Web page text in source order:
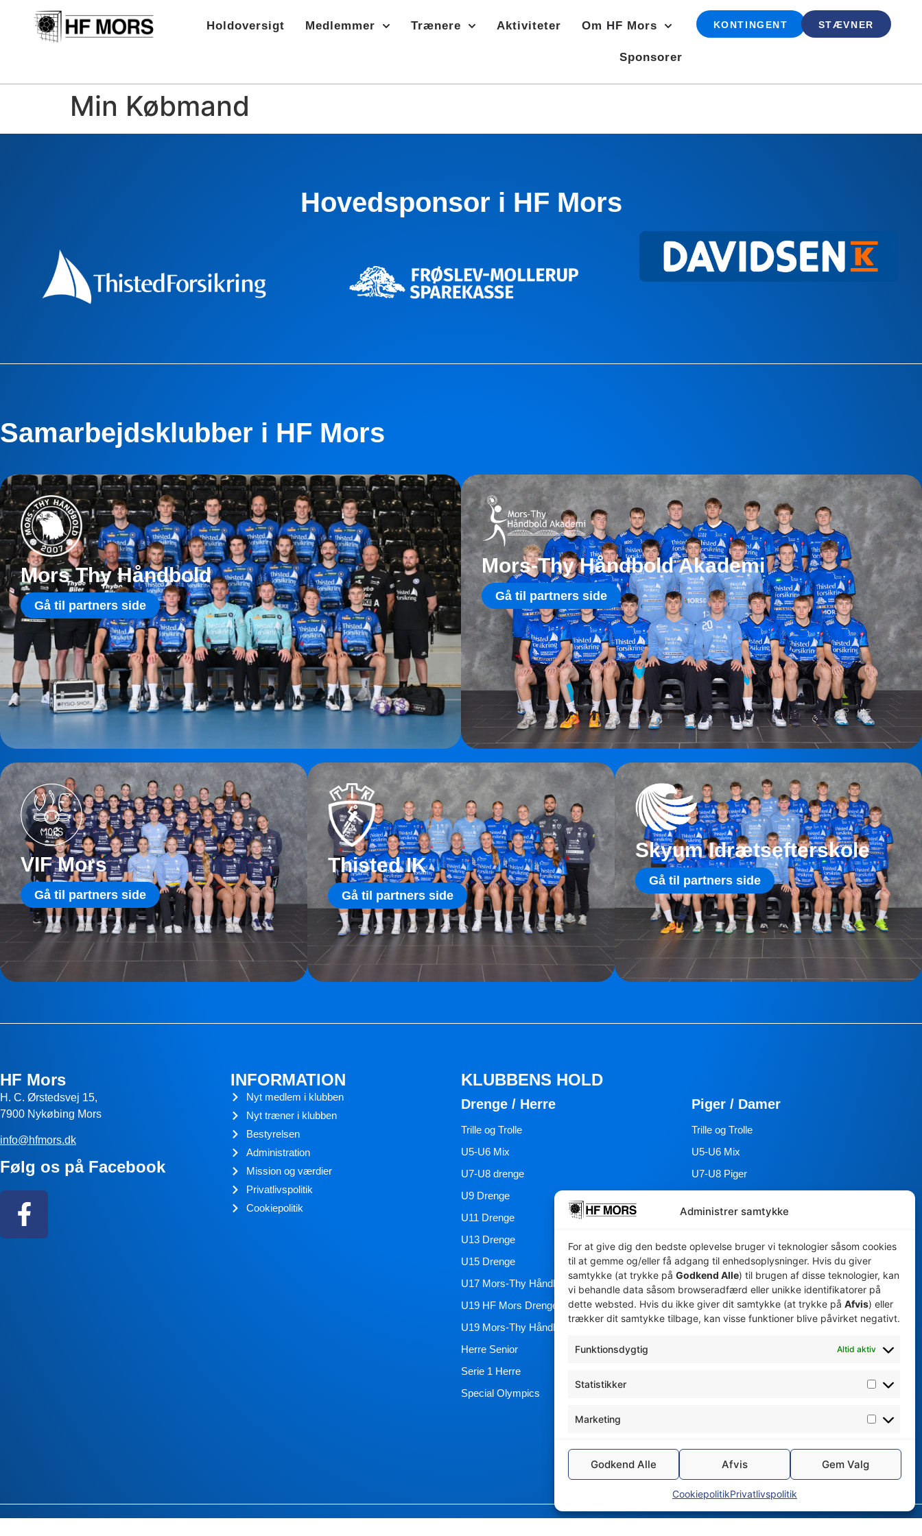
Administrer samtykke
For at give dig den bedste oplevelse bruger vi teknologier såsom cookies
til at gemme og/eller få adgang til enhedsoplysninger. Hvis du giver
samtykke (at trykke på Godkend Alle) til brugen af disse teknologier, kan
vi behandle data såsom browseradfærd eller unikke identifikatorer på
dette websted. Hvis du ikke giver dit samtykke (at trykke på Afvis) eller
trækker dit samtykke tilbage, kan visse funktioner blive påvirket negativt.
Funktionsdygtig Altid aktiv
Statistikker
Marketing
Godkend Alle Afvis Gem Valg
CookiepolitikPrivatlivspolitik
Holdoversigt Medlemmer Trænere Aktiviteter Om HF Mors
Sponsorer
KONTINGENT STÆVNER
Min Købmand
Hovedsponsor i HF Mors
Samarbejdsklubber i HF Mors
Mors Thy Håndbold
Gå til partners side
Mors-Thy Håndbold Akademi
Gå til partners side
VIF Mors
Gå til partners side
Thisted IK
Gå til partners side
Skyum Idrætsefterskole
Gå til partners side
HF Mors
H. C. Ørstedsvej 15,
7900 Nykøbing Mors
info@hfmors.dk
Følg os på Facebook
INFORMATION
Nyt medlem i klubben
Nyt træner i klubben
Bestyrelsen
Administration
Mission og værdier
Privatlivspolitik
Cookiepolitik
KLUBBENS HOLD
Drenge / Herre
Trille og Trolle
U5-U6 Mix
U7-U8 drenge
U9 Drenge
U11 Drenge
U13 Drenge
U15 Drenge
U17 Mors-Thy Håndbold Akademi / Skyum
U19 HF Mors Drenge 3
U19 Mors-Thy Håndbold Akademi / Skyum
Herre Senior
Serie 1 Herre
Special Olympics
Piger / Damer
Trille og Trolle
U5-U6 Mix
U7-U8 Piger
U11 Piger
U15 Piger
U17 Mors Thy Håndbold Q / Skyum
U19 Mors-Thy Håndbold Q / Skyum
Serie 3 Damer